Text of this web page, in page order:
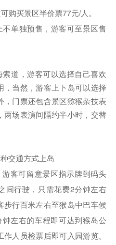
购买景区半价票77元/人。
单独预售，游客可至景区售
道，游客可以选择自己喜欢
，当然，游客上下岛可以选择
门票还包含景区猕猴杂技表
两场表演间隔约半小时，交替
交通方式上岛
客可留意景区指示牌到码头
间行驶，只需花费2分钟左右
行百米左右至猴岛中巴车候
左右的车程即可达到猴岛公
人员检票后即可入园游览。